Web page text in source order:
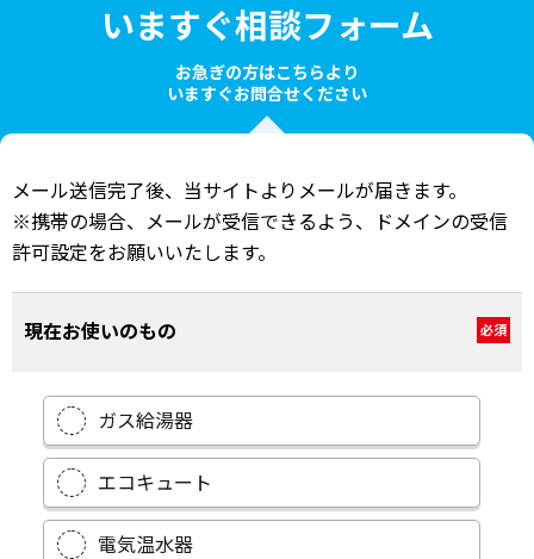
いますぐ相談フォーム
お急ぎの方はこちらより
いますぐお問合せください
メール送信完了後、当サイトよりメールが届きます。
※携帯の場合、メールが受信できるよう、ドメインの受信
許可設定をお願いいたします。
現在お使いのもの 必須
ガス給湯器
エコキュート
電気温水器